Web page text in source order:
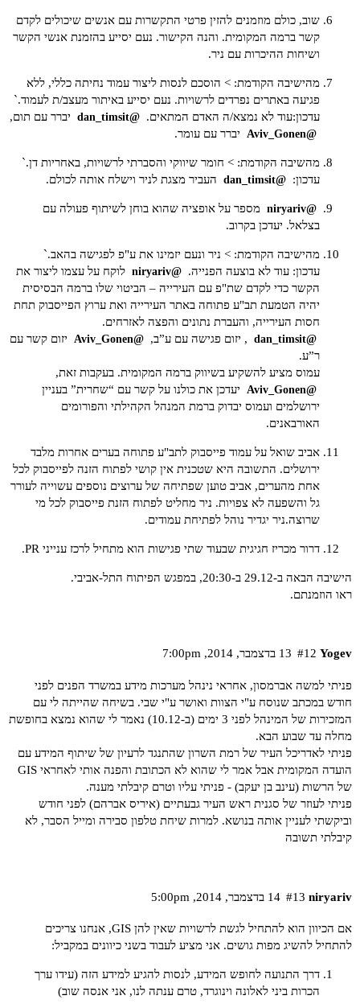
שוב, כולם מוזמנים להזין פרטי התקשרות עם אנשים שיכולים לקדם
קשר ברמה המקומית. והנה הקישור. נעם יסייע בהזמנת אנשי הקשר
ושיחות ההיכרות עם ניר.
מהישיבה הקודמת: > הוסכם לנסות ליצור עמוד נחיתה כללי, ללא
פגיעה באתרים נפרדים לרשויות. נעם יסייע באיתור מעצב/ת לעמוד.`
עדכון:עוד לא נמצא/ה האדם המתאים. @dan_timsit יברר עם תום,
@Aviv_Gonen יברר עם עומר.
מהשיבה הקודמת: > חומר שיווקי והסברתי לרשויות, באחריות דן.`
עדכון: @dan_timsit העביר מצגת לניר וישלח אותה לכולם.
@niryariv
מספר על אופציה שהוא בוחן לשיתוף פעולה עם
בצלאל. יעדכן בקרוב.
מהישיבה הקודמת: > ניר ונעם יזמינו את ע"פ לפגישה בהאב.`
עדכון: עוד לא בוצעה הפנייה. @niryariv
לוקח על עצמו ליצור את
הקשר כדי לקדם שת"פ עם העירייה – הביטוי שלו ברמה הבסיסית
יהיה הטמעת תב"ע פתוחה באתר העירייה ואת ערוץ הפייסבוק תחת
חסות העירייה, והעברת נתונים והפצה לאזרחים.
@dan_timsit , יזום פגישה עם ע”ב, @Aviv_Gonen
יזום קשר עם
ר”ע.
עמוס מציע להשקיע בשיווק ברמה המקומית. בעקבות זאת,
@Aviv_Gonen
יעדכן את כולנו על קשר עם “שחרית” בעניין
ירושלמים ועמוס יבדוק ברמת המנהל הקהילתי והפורומים
האורבאנים.
אביב שואל על עמוד פייסבוק לתב"ע פתוחה בערים אחרות מלבד
ירושלים. התשובה היא שטכנית אין קושי לפתוח הזנה לפייסבוק לכל
אחת מהערים, אביב טוען שפתיחה של ערוצים נוספים עשוייה לעורר
גל והשפעה לא צפויות. ניר מחליט לפתוח הזנת פייסבוק לכל מי
שרוצה.ניר יגדיר נוהל לפתיחת עמודים.
דרור מכריז חגיגית שבעוד שתי פגישות הוא מתחיל לרכז ענייני PR.
הישיבה הבאה ב-29.12 ב-20:30, במפגש הפיתוח התל-אביבי.
ראו הוזמנתם.
Yogev 13 בדצמבר,‏ 2014,‏ 7:00pm #12
פניתי למשה אברמסון, אחראי נינהל מערכות מידע במשרד הפנים לפני
חודש במכתב שנוסח ע"י הצוות ואושר ע"י שבי. בשיחה שהייתה לי עם
המזכירות של המינהל לפני 3 ימים (ב-10.12) נאמר לי שהוא נמצא בחופשת
מחלה עד שבוע הבא.
פניתי לאדריכל העיר של רמת השרון שהתנגד לרעיון של שיתוף המידע עם
הועדה המקומית אבל אמר לי שהוא לא הכתובת והפנה אותי לאחראי GIS
של הרשות (עינב בן יעקב) - פניתי עליו וטרם קיבלתי מענה.
פניתי לעוזר של סגנית ראש העיר גבעתיים (איריס אברהם) לפני חודש
וביקשתי לעניין אותה בנושא. למרות שיחת טלפון סבירה ומייל הסבר, לא
קיבלתי תשובה
niryariv 14 בדצמבר,‏ 2014,‏ 5:00pm #13
אם הכיוון הוא להתחיל לגשת לרשויות שאין להן GIS, אנחנו צריכים
להתחיל להשיג מפות גושים. אני מציע לעבוד בשני כיוונים במקביל:
דרך התנועה לחופש המידע, לנסות להגיע למידע הזה (עידו ערך
הכרות ביני לאלונה וינוגרד, טרם ענתה לנו, אני אנסה שוב)